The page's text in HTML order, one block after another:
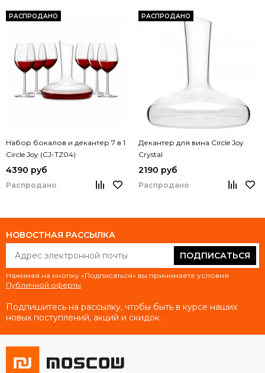
РАСПРОДАНО
Набор бокалов и декантер 7 в 1
Circle Joy (CJ-TZ04)
4390 руб
Распродано
РАСПРОДАНО
Декантер для вина Circle Joy
Crystal
2190 руб
Распродано
НОВОСТНАЯ РАССЫЛКА
ПОДПИСАТЬСЯ
Нажимая на кнопку «Подписаться» вы принимаете условия
Публичной оферты
Подпишитесь на рассылку, чтобы быть в курсе наших
новых поступлений, акций и скидок.